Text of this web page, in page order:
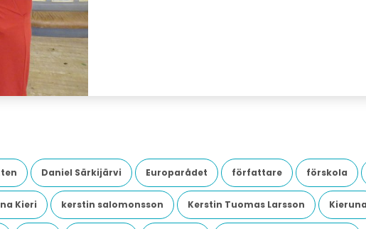
Daniel Särkijärvi Europarådet författare förskola
Kieri kerstin salomonsson Kerstin Tuomas Larsson Kieruna